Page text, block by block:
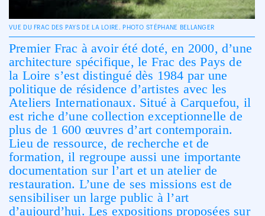
VUE DU FRAC DES PAYS DE LA LOIRE. PHOTO STÉPHANE BELLANGER
Premier Frac à avoir été doté, en 2000, d’une
architecture spécifique, le Frac des Pays de
la Loire s’est distingué dès 1984 par une
politique de résidence d’artistes avec les
Ateliers Internationaux. Situé à Carquefou, il
est riche d’une collection exceptionnelle de
plus de 1 600 œuvres d’art contemporain.
Lieu de ressource, de recherche et de
formation, il regroupe aussi une importante
documentation sur l’art et un atelier de
restauration. L’une de ses missions est de
sensibiliser un large public à l’art
d’aujourd’hui. Les expositions proposées sur